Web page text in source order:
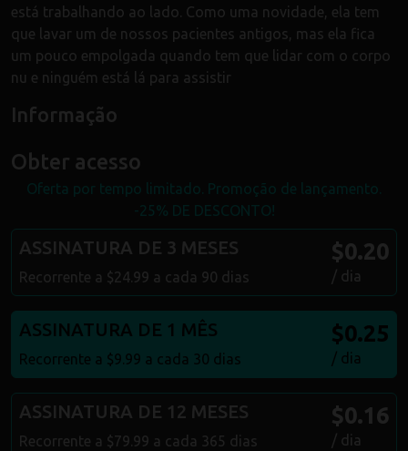
está trabalhando ao lado. Como uma novidade, ela tem
que lavar um de nossos pacientes antigos, mas ela fica
um pouco empolgada quando tem que lidar com o corpo
nu e ninguém está lá para assistir
Informação
Obter acesso
Oferta por tempo limitado. Promoção de lançamento.
-25% DE DESCONTO!
ASSINATURA DE 3 MESES
Recorrente a $24.99 a cada 90 dias
$0.20
/ dia
ASSINATURA DE 1 MÊS
Recorrente a $9.99 a cada 30 dias
$0.25
/ dia
ASSINATURA DE 12 MESES
Recorrente a $79.99 a cada 365 dias
$0.16
/ dia